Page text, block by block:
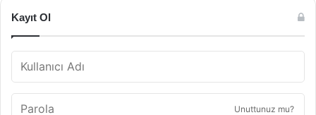
Kayıt Ol
Unuttunuz mu?